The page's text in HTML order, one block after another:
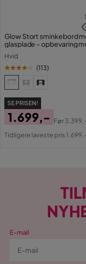
Glow Stort sminkebord
glasplade – opbevaring
skuffer og rum 120 cm
Hvid
(113)
SE PRISEN!
Pris
1.699,-
Original
Før
Tidligere laveste pris
E-mail